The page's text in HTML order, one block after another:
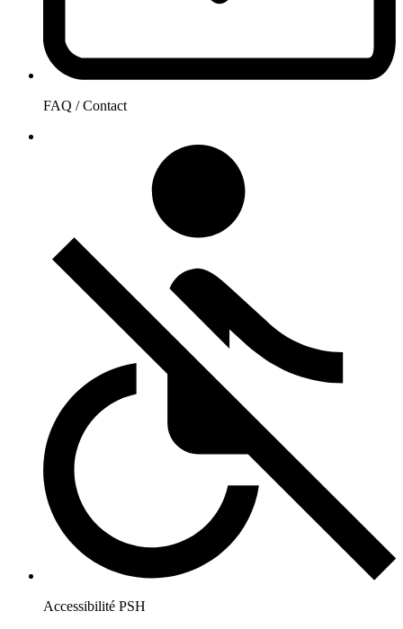
FAQ / Contact
Accessibilité PSH